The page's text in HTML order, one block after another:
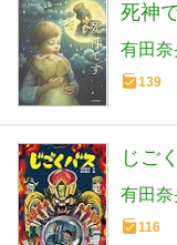
死神
有田奈
139
じご
有田奈
116